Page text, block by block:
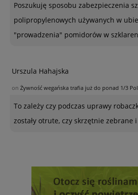
Poszukuję sposobu zabezpieczenia
polipropylenowych używanych w
"prowadzenia" pomidorów w
Urszula Hahajska
on Żywność wegańska trafia już do ponad 1/3
To zależy czy podczas uprawy
zostały otrute, czy skrzętnie zebrane i